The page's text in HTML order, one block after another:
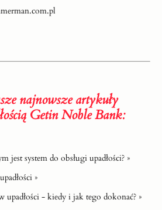
najnowsze artykuły
Getin Noble Bank:
jest system do obsługi upadłości? »
»
upadłości - kiedy i jak tego dokonać? »